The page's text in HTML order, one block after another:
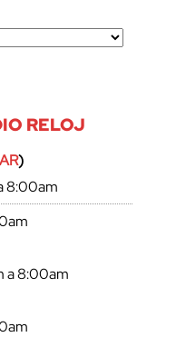
RELOJ
)
8:00am
a 8:00am